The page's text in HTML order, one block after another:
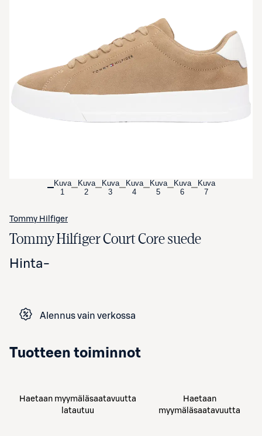
Avaa tuotekuva suurennettuna
Kuva
1
Kuva
2
Kuva
3
Kuva
4
Kuva
5
Kuva
6
Kuva
7
Tommy Hilfiger
Tommy Hilfiger Court Core suede
Hinta-
Alennus vain verkossa
Tuotteen toiminnot
Haetaan myymäläsaatavuutta
latautuu
Haetaan
myymäläsaatavuutta